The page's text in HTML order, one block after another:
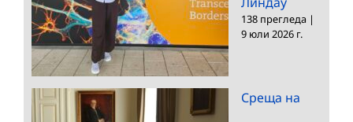
138 прегледа |
9 юли 2026 г.
Среща на